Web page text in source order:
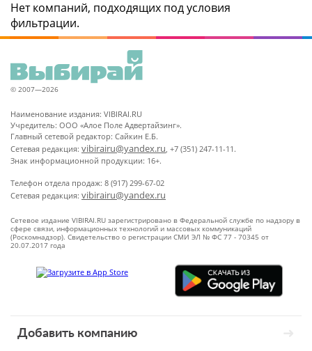
Нет компаний, подходящих под условия
фильтрации.
© 2007—2026
Наименование издания: VIBIRAI.RU
Учредитель: ООО «Алое Поле Адвертайзинг».
Главный сетевой редактор: Сайкин Е.Б.
Сетевая редакция: vibirairu@yandex.ru, +7 (351) 247-11-11.
Знак информационной продукции: 16+.
Телефон отдела продаж: 8 (917) 299-67-02
Сетевая редакция: vibirairu@yandex.ru
Сетевое издание VIBIRAI.RU зарегистрировано в Федеральной службе по надзору в
сфере связи, информационных технологий и массовых коммуникаций
(Роскомнадзор). Свидетельство о регистрации СМИ ЭЛ № ФС 77 - 70345 от
20.07.2017 года
Добавить компанию